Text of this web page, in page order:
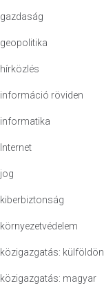
gazdaság
geopolitika
hírközlés
információ röviden
informatika
Internet
jog
kiberbiztonság
környezetvédelem
közigazgatás: külföldön
közigazgatás: magyar